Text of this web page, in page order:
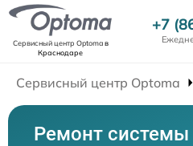
Сервисный центр Optomaв
Краснодаре
+7
Сервисный центр Optoma
Ремонт